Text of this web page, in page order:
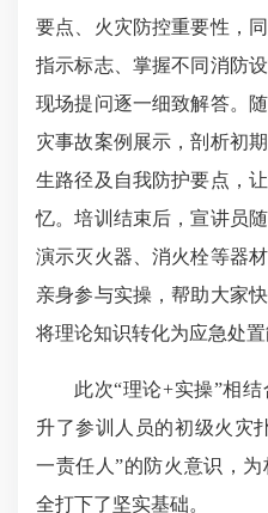
要点、火灾防控重要性，
指示标志、掌握不同消防
现场提问逐一细致解答。
灾事故案例展示，剖析初
生路径及自我防护要点，
忆。培训结束后，宣讲员
演示灭火器、消火栓等器
亲身参与实操，帮助大家
将理论知识转化为应急处置
此次“理论+实操”相
升了参训人员的初级火灾
一责任人”的防火意识，
全打下了坚实基础。